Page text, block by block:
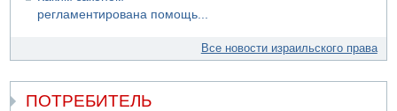
регламентирована помощь...
Все новости израильского права
ПОТРЕБИТЕЛЬ